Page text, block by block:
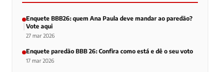
Enquete BBB26: quem Ana Paula deve mandar ao paredão?
Vote aqui
27 mar 2026
Enquete paredão BBB 26: Confira como está e dê o seu voto
17 mar 2026